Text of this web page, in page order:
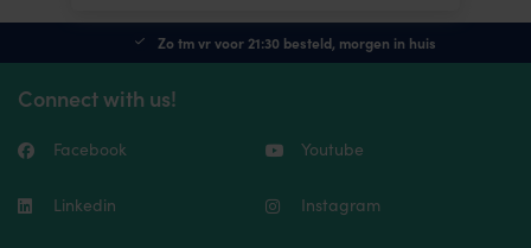
Zo tm vr voor 21:30 besteld, morgen in huis
Connect with us!
Facebook Youtube
Linkedin Instagram